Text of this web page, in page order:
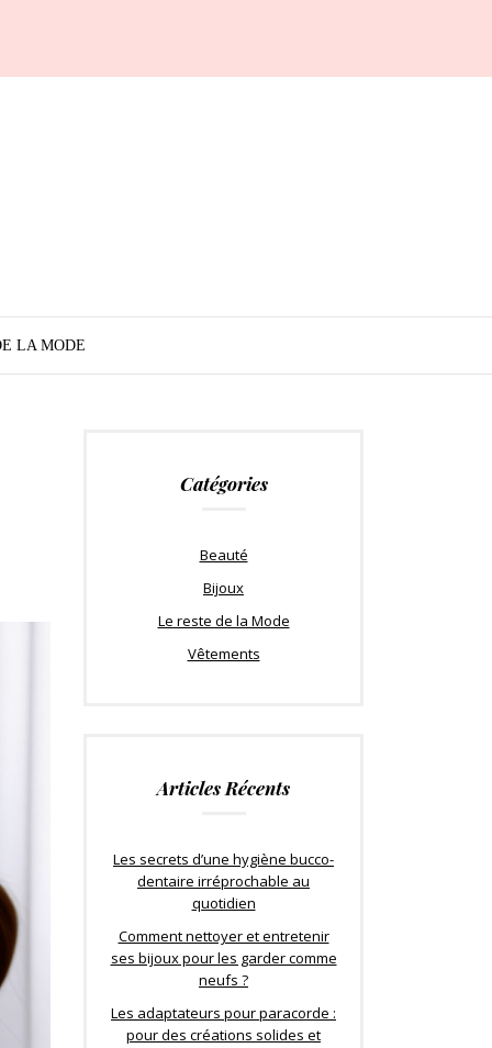
LA MODE
Catégories
Beauté
Bijoux
Le reste de la Mode
Vêtements
Articles Récents
Les secrets d’une hygiène bucco-
dentaire irréprochable au
quotidien
Comment nettoyer et entretenir
ses bijoux pour les garder comme
neufs ?
Les adaptateurs pour paracorde :
pour des créations solides et